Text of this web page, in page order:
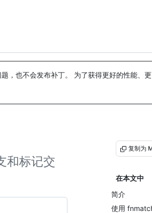
，也不会发布补丁。 为了获得更好的性能、
和标记交
复制为
在本文中
简介
使用